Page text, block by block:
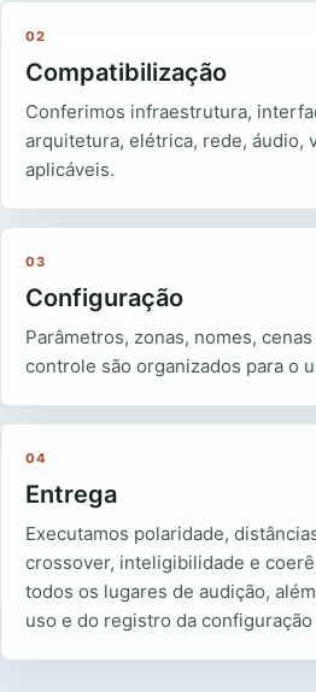
02
Compatibilização
Conferimos infraestrutura,
arquitetura, elétrica, rede, áudio,
aplicáveis.
03
Configuração
Parâmetros, zonas, nomes,
controle são organizados para o
04
Entrega
Executamos polaridade,
crossover, inteligibilidade e
todos os lugares de audição,
uso e do registro da configuração